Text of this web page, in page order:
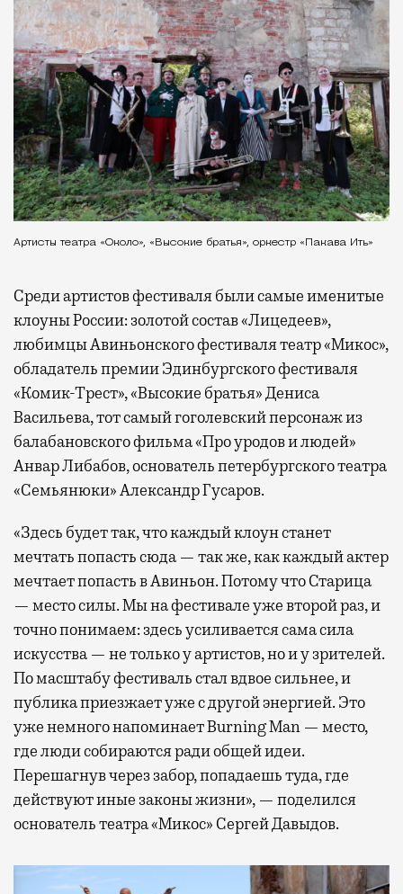
Артисты театра «Около», «Высокие братья», оркестр «Пакава Ить»
Среди артистов фестиваля были самые именитые
клоуны России: золотой состав «Лицедеев»,
любимцы Авиньонского фестиваля театр «Микос»,
обладатель премии Эдинбургского фестиваля
«Комик-Трест», «Высокие братья» Дениса
Васильева, тот самый гоголевский персонаж из
балабановского фильма «Про уродов и людей»
Анвар Либабов, основатель петербургского театра
«Семьянюки» Александр Гусаров.
«Здесь будет так, что каждый клоун станет
мечтать попасть сюда — так же, как каждый актер
мечтает попасть в Авиньон. Потому что Старица
— место силы. Мы на фестивале уже второй раз, и
точно понимаем: здесь усиливается сама сила
искусства — не только у артистов, но и у зрителей.
По масштабу фестиваль стал вдвое сильнее, и
публика приезжает уже с другой энергией. Это
уже немного напоминает Burning Man — место,
где люди собираются ради общей идеи.
Перешагнув через забор, попадаешь туда, где
действуют иные законы жизни», — поделился
основатель театра «Микос» Сергей Давыдов.